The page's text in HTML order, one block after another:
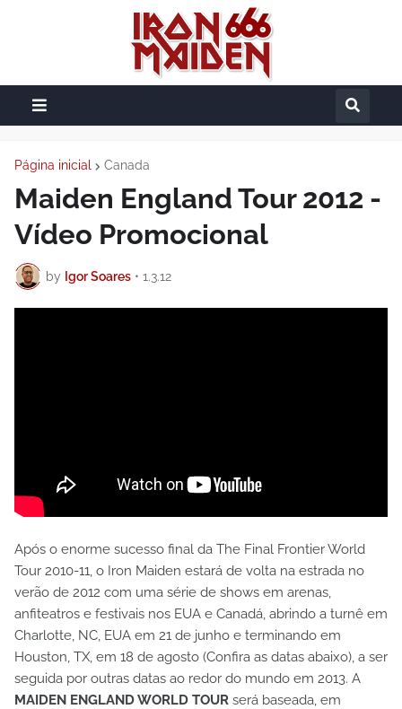
Página inicial Canada
Maiden England Tour 2012 -
Vídeo Promocional
by Igor Soares • 1.3.12
Após o enorme sucesso final da The Final Frontier World
Tour 2010-11, o Iron Maiden estará de volta na estrada no
verão de 2012 com uma série de shows em arenas,
anfiteatros e festivais nos EUA e Canadá, abrindo a turnê em
Charlotte, NC, EUA em 21 de junho e terminando em
Houston, TX, em 18 de agosto (Confira as datas abaixo), a ser
seguida por outras datas ao redor do mundo em 2013. A
MAIDEN ENGLAND WORLD TOUR será baseada, em